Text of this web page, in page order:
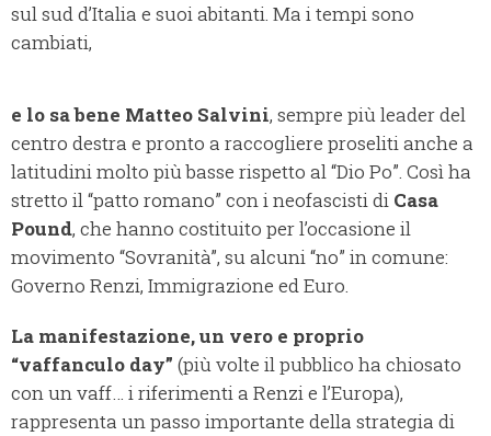
sul sud d’Italia e suoi abitanti. Ma i tempi sono
cambiati,
e lo sa bene Matteo Salvini, sempre più leader del
centro destra e pronto a raccogliere proseliti anche a
latitudini molto più basse rispetto al “Dio Po”. Così ha
stretto il “patto romano” con i neofascisti di Casa
Pound, che hanno costituito per l’occasione il
movimento “Sovranità”, su alcuni “no” in comune:
Governo Renzi, Immigrazione ed Euro.
La manifestazione, un vero e proprio
“vaffanculo day” (più volte il pubblico ha chiosato
con un vaff… i riferimenti a Renzi e l’Europa),
rappresenta un passo importante della strategia di